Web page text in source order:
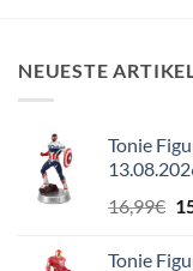
NEUESTE
Tonie
16,99€
Tonie